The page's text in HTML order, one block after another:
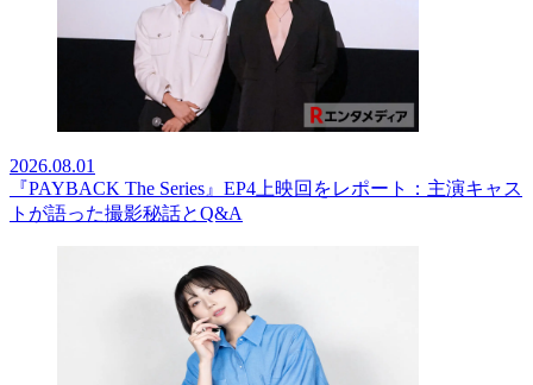
2026.08.01
『PAYBACK The Series』EP4上映回をレポート：主演キャス
トが語った撮影秘話とQ&A